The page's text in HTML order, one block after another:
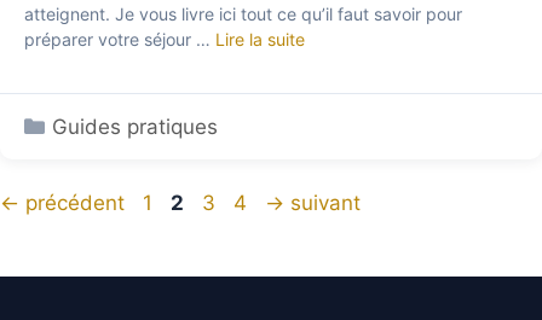
atteignent. Je vous livre ici tout ce qu’il faut savoir pour
préparer votre séjour … Lire la suite
Catégories
Guides pratiques
← précédent Page
1 Page
2 Page
3 Page
4 → suivant